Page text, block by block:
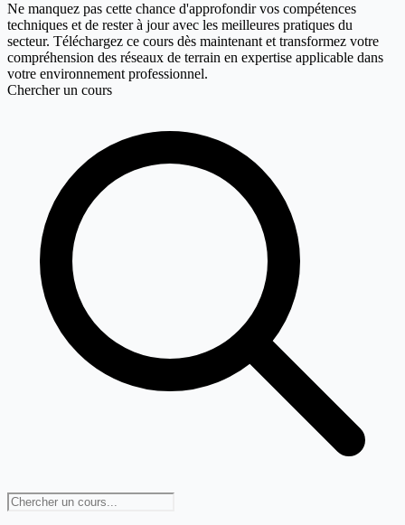
Ne manquez pas cette chance d'approfondir vos compétences
techniques et de rester à jour avec les meilleures pratiques du
secteur. Téléchargez ce cours dès maintenant et transformez votre
compréhension des réseaux de terrain en expertise applicable dans
votre environnement professionnel.
Chercher un cours